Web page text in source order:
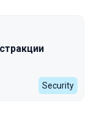
Security